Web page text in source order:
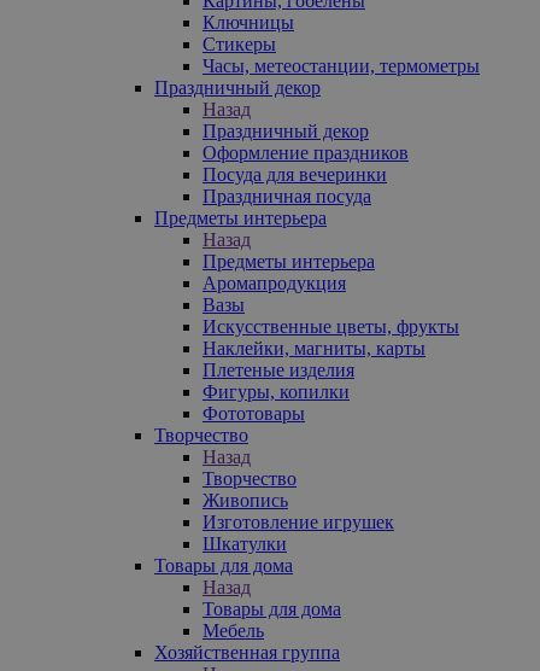
Ключницы
Стикеры
Часы, метеостанции, термометры
Праздничный декор
Назад
Праздничный декор
Оформление праздников
Посуда для вечеринки
Праздничная посуда
Предметы интерьера
Назад
Предметы интерьера
Аромапродукция
Вазы
Искусственные цветы, фрукты
Наклейки, магниты, карты
Плетеные изделия
Фигуры, копилки
Фототовары
Творчество
Назад
Творчество
Живопись
Изготовление игрушек
Шкатулки
Товары для дома
Назад
Товары для дома
Мебель
Хозяйственная группа